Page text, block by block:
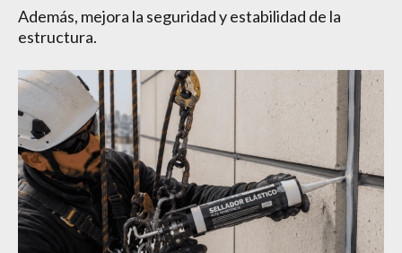
Además, mejora la seguridad y estabilidad de la
estructura.